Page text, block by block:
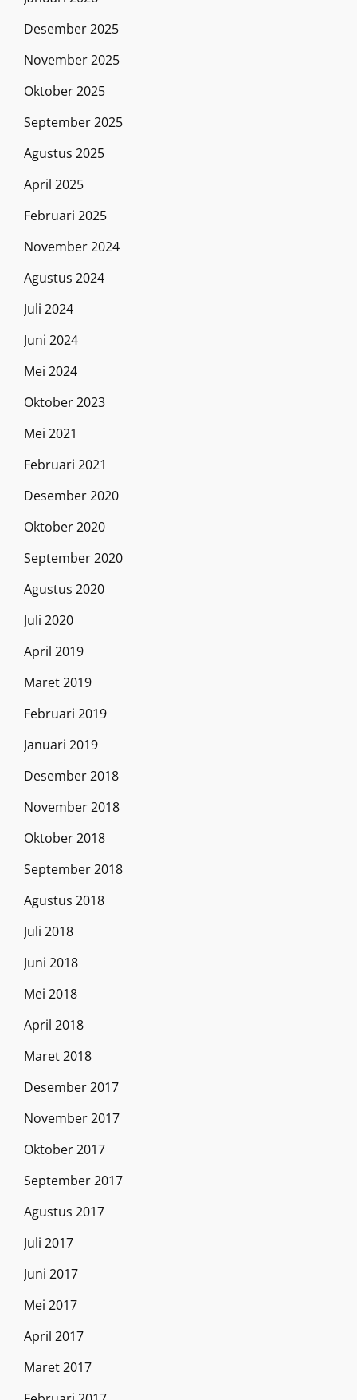
Desember 2025
November 2025
Oktober 2025
September 2025
Agustus 2025
April 2025
Februari 2025
November 2024
Agustus 2024
Juli 2024
Juni 2024
Mei 2024
Oktober 2023
Mei 2021
Februari 2021
Desember 2020
Oktober 2020
September 2020
Agustus 2020
Juli 2020
April 2019
Maret 2019
Februari 2019
Januari 2019
Desember 2018
November 2018
Oktober 2018
September 2018
Agustus 2018
Juli 2018
Juni 2018
Mei 2018
April 2018
Maret 2018
Desember 2017
November 2017
Oktober 2017
September 2017
Agustus 2017
Juli 2017
Juni 2017
Mei 2017
April 2017
Maret 2017